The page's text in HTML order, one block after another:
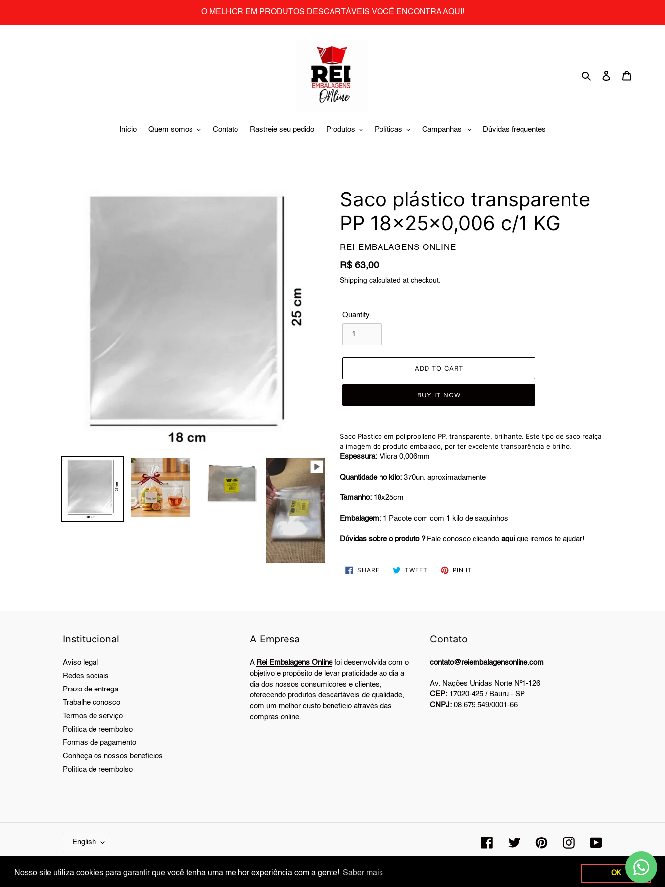
Nosso site utiliza cookies para garantir que você tenha uma melhor experiência com a gente! Saber mais OK
Nosso site utiliza cookies para garantir que você tenha uma melhor experiência com a gente! Saber mais OK
content
O MELHOR EM PRODUTOS DESCARTÁVEIS VOCÊ ENCONTRA AQUI!
Search Log in
Início Quem somos Contato Rastreie seu pedido Produtos Políticas Campanhas Dúvidas frequentes
Saco plástico transparente
PP 18x25x0,006 c/1 KG
VENDOR
REI EMBALAGENS ONLINE
Regular
price
R$ 63,00
Shipping calculated at checkout.
Quantity
ADD TO CART
BUY IT NOW
your
Saco Plastico em polipropileno PP, transparente, brilhante. Este tipo de saco realça
a imagem do produto embalado, por ter excelente transparência e brilho.
Espessura: Micra 0,006mm
Quantidade no kilo: 370un. aproximadamente
Tamanho: 18x25cm
Embalagem: 1 Pacote com com 1 kilo de saquinhos
Dúvidas sobre o produto ?Fale conosco clicando aqui que iremos te ajudar!
SHARESHARE
ON
TWEET TWEET PIN IT
Institucional
Aviso legal
Redes sociais
Prazo de entrega
Trabalhe conosco
Termos de serviço
Política de reembolso
Formas de pagamento
Conheça os nossos benefícios
Política de reembolso
A Empresa
A Rei Embalagens Onlinefoi desenvolvida com o
objetivo e propósito de levar praticidade ao dia a
dia dos nossos consumidores e clientes,
oferecendo produtos descartáveis de qualidade,
com um melhor custo benefício através das
compras online.
Contato
contato@reiembalagensonline.com
Av. Nações Unidas Norte Nº1-126
CEP:17020-425 / Bauru - SP
CNPJ: 08.679.549/0001-66
A
G
English FacebookTwitter PinterestInstagramYouTube